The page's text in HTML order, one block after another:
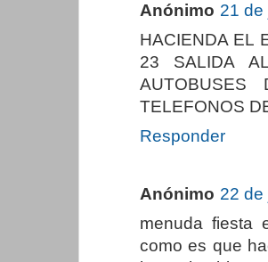
Anónimo 21 de
HACIENDA EL
23 SALIDA
TELEFONOS
Responder
Anónimo 22 de
menuda fiesta
como es que